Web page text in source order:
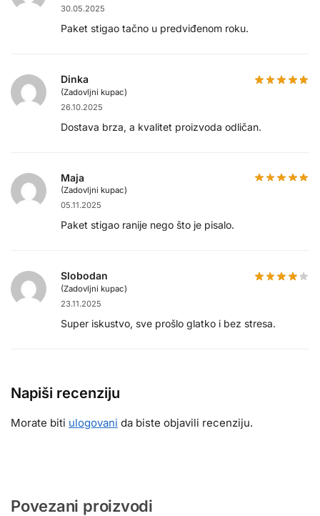
30.05.2025
Paket stigao tačno u predviđenom roku.
Dinka
(Zadovljni kupac)
26.10.2025
Dostava brza, a kvalitet proizvoda odličan.
Maja
(Zadovljni kupac)
05.11.2025
Paket stigao ranije nego što je pisalo.
Slobodan
(Zadovljni kupac)
23.11.2025
Super iskustvo, sve prošlo glatko i bez stresa.
Napiši recenziju
Morate biti ulogovani da biste objavili recenziju.
Povezani proizvodi